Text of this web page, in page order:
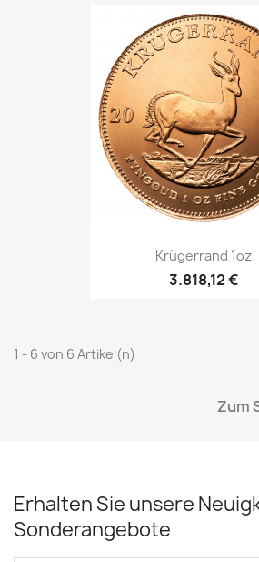
Krügerrand 1oz
3.818,12 €
1 - 6 von 6 Artikel(n)
Zum
Erhalten Sie unsere
Sonderangebote